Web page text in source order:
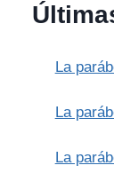
La
La
La